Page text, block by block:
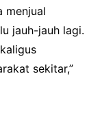
menjual
jauh-jauh lagi.
sekitar,”